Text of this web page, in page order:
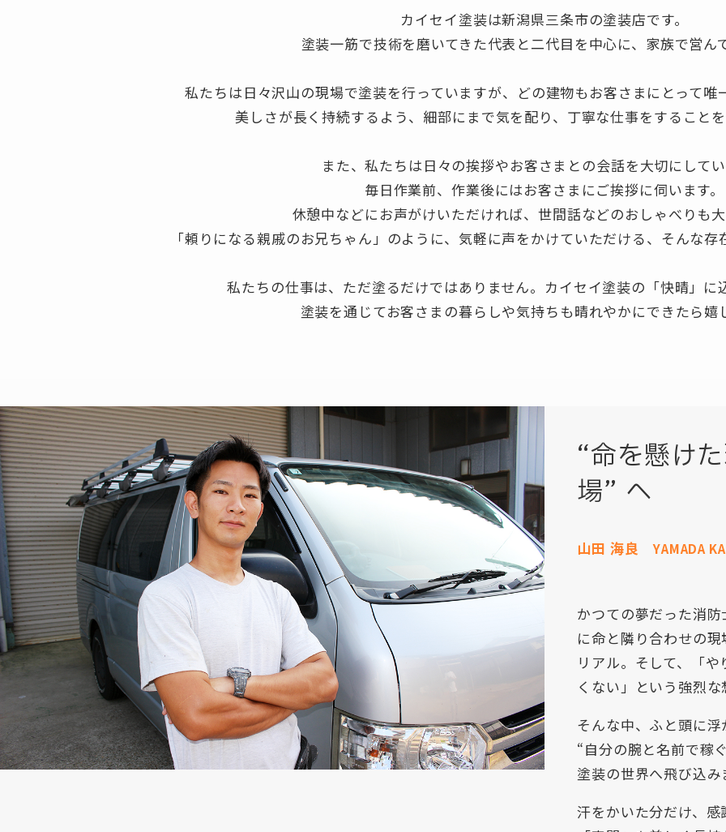
カイセイ塗装は新潟県三条市の塗装店です。
塗装一筋で技術を磨いてきた代表と二代目を中心に、家族で営ん
私たちは日々沢山の現場で塗装を行っていますが、どの建物もお客さまにとって唯
美しさが長く持続するよう、細部にまで気を配り、丁寧な仕事をすること
また、私たちは日々の挨拶やお客さまとの会話を大切にして
毎日作業前、作業後にはお客さまにご挨拶に伺います。
休憩中などにお声がけいただければ、世間話などのおしゃべりも
「頼りになる親戚のお兄ちゃん」のように、気軽に声をかけていただける、そんな
私たちの仕事は、ただ塗るだけではありません。カイセイ塗装の「快晴」に
塗装を通じてお客さまの暮らしや気持ちも晴れやかにできたら嬉
“命を懸け
場” へ
山田 海良YAMADA
かつての夢だった消
に命と隣り合わせの
リアル。そして、「
くない」という強烈
そんな中、ふと頭に
“自分の腕と名前で稼
塗装の世界へ飛び込
汗をかいた分だけ、